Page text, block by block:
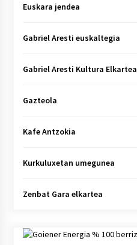
Euskara jendea
Gabriel Aresti euskaltegia
Gabriel Aresti Kultura Elkartea
Gazteola
Kafe Antzokia
Kurkuluxetan umegunea
Zenbat Gara elkartea